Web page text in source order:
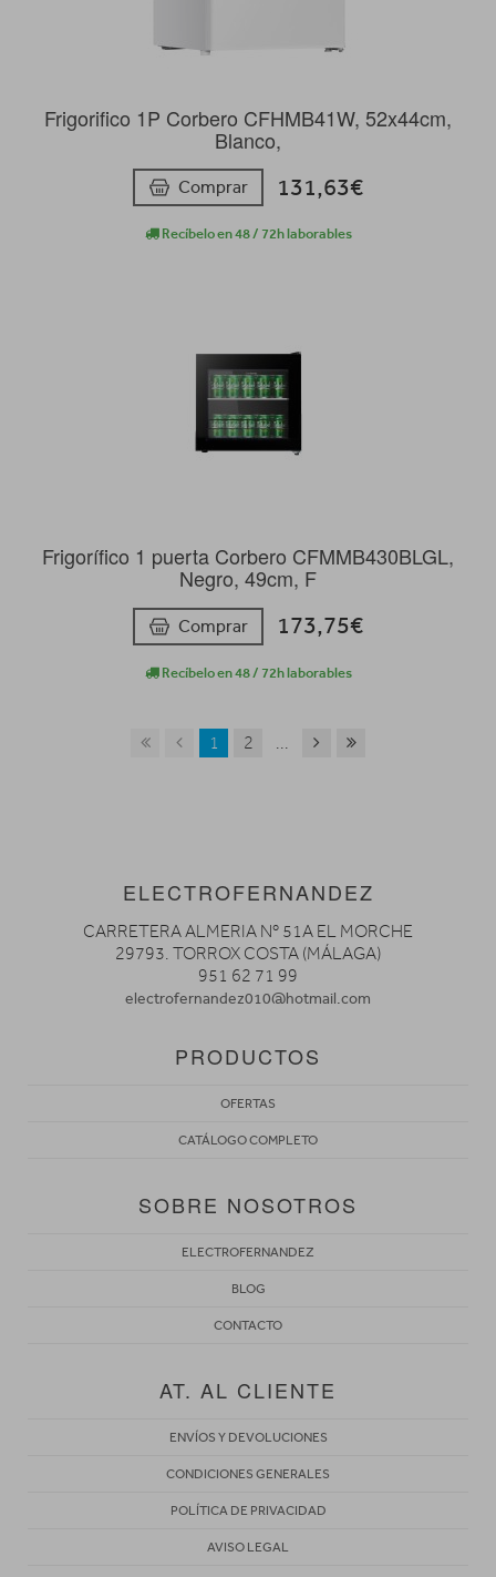
Frigorifico 1P Corbero CFHMB41W, 52x44cm,
Blanco,
Comprar 131,63€
Recíbelo en 48 / 72h laborables
Frigorífico 1 puerta Corbero CFMMB430BLGL,
Negro, 49cm, F
Comprar 173,75€
Recíbelo en 48 / 72h laborables
1 2 ...
ELECTROFERNANDEZ
CARRETERA ALMERIA Nº 51A EL MORCHE
29793. TORROX COSTA (MÁLAGA)
951 62 71 99
electrofernandez010@hotmail.com
PRODUCTOS
OFERTAS
CATÁLOGO COMPLETO
SOBRE NOSOTROS
ELECTROFERNANDEZ
BLOG
CONTACTO
AT. AL CLIENTE
ENVÍOS Y DEVOLUCIONES
CONDICIONES GENERALES
POLÍTICA DE PRIVACIDAD
AVISO LEGAL